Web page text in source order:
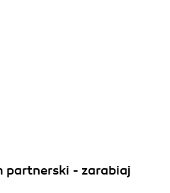
partnerski - zarabiaj